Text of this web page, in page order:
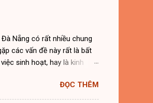
Nẵng có rất nhiều chung
các vấn đề này rất là bất
sinh hoạt, hay là kinh
thì không phải đơn vị nào
Hư đường ống nước
ĐỌC THÊM